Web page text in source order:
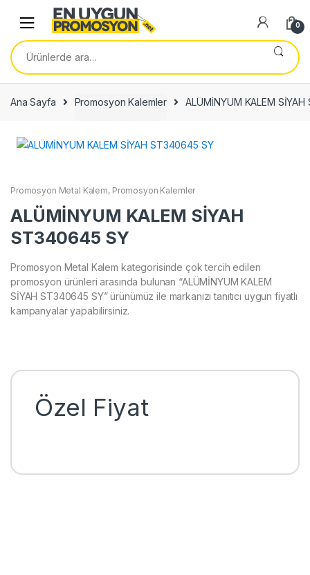
navigation
content
0
Ara:
Ana Sayfa Promosyon Kalemler ALÜMİNYUM KALEM
Promosyon Metal Kalem, Promosyon Kalemler
ALÜMİNYUM KALEM SİYAH
ST340645 SY
Promosyon Metal Kalem kategorisinde çok tercih edilen
promosyon ürünleri arasında bulunan “ALÜMİNYUM KALEM
SİYAH ST340645 SY” ürünümüz ile markanızı tanıtıcı uygun fiyatlı
kampanyalar yapabilirsiniz.
Özel Fiyat